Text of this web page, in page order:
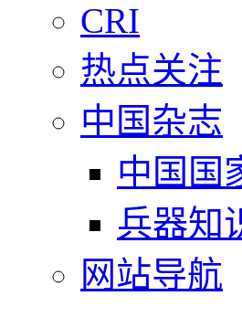
CRI
热点关注
中国杂志
中国国
兵器知
网站导航